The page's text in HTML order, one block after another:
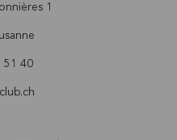
1
51 40